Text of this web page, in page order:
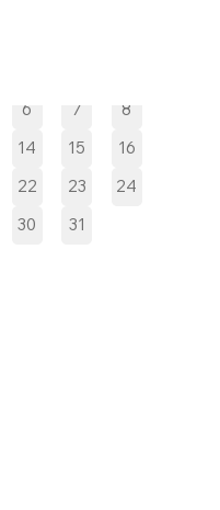
6 7
8
14 15
16
22 23
24
30 31